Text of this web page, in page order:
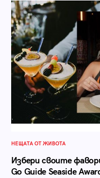
НЕЩАТА ОТ ЖИВОТА
Избери своите
Go Guide Seaside